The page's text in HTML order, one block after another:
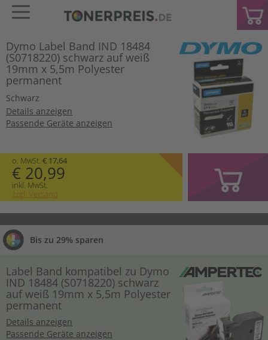
Dymo Label Band IND 18484
(S0718220) schwarz auf weiß
19mm x 5,5m Polyester
permanent
Schwarz
Details anzeigen
Passende Geräte anzeigen
o. MwSt. € 17,64
€ 20,99
inkl. MwSt.
zzgl. Versand
Bis zu 29% sparen
Label Band kompatibel zu Dymo
IND 18484 (S0718220) schwarz
auf weiß 19mm x 5,5m Polyester
permanent
Details anzeigen
Passende Geräte anzeigen